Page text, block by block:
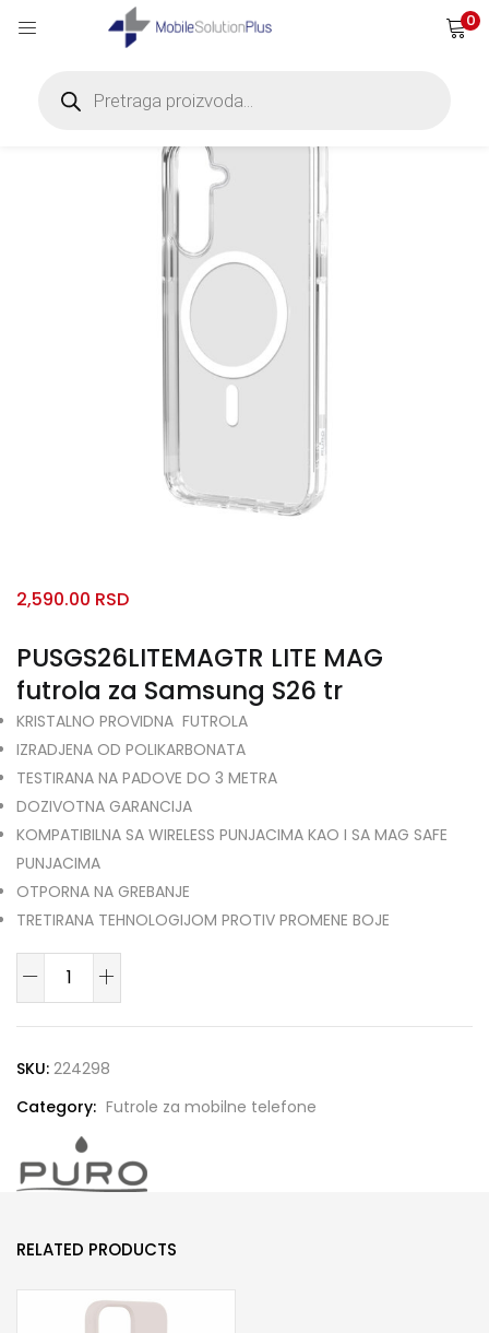
0
search
PUSGS26LITEMAGTR LITE MAG
futrola za Samsung S26 tr
2,590.00 RSD
KRISTALNO PROVIDNA FUTROLA
IZRADJENA OD POLIKARBONATA
TESTIRANA NA PADOVE DO 3 METRA
DOZIVOTNA GARANCIJA
KOMPATIBILNA SA WIRELESS PUNJACIMA KAO I SA MAG SAFE
PUNJACIMA
OTPORNA NA GREBANJE
TRETIRANA TEHNOLOGIJOM PROTIV PROMENE BOJE
PUSGS26LITEMAGTR
MAG
za
Samsung
tr
quantity
SKU: 224298
Category: Futrole za mobilne telefone
RELATED PRODUCTS